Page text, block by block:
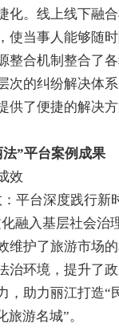
化。线上线下融
使当事人能够随
整合机制整合了
次的纠纷解决体
供了便捷的解决
法”平台案例成果
效
平台深度践行新
融入基层社会治
维护了旅游市场
治环境，提升了
，助力丽江打造“
旅游名城”。